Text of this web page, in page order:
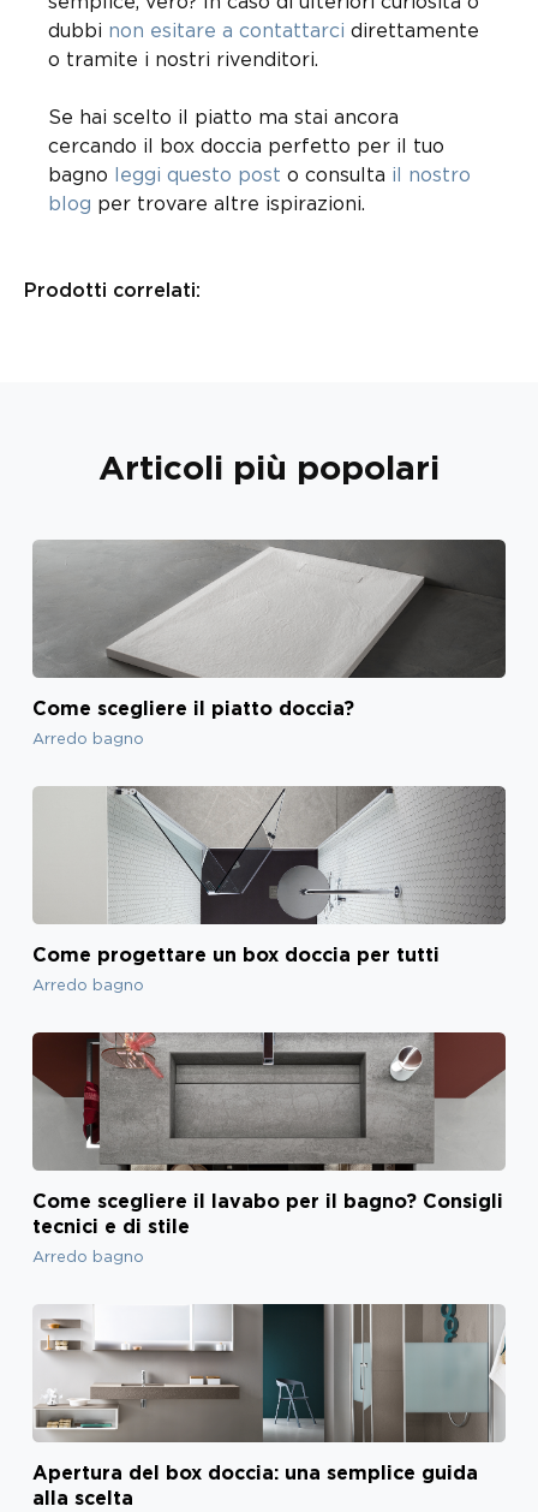
dubbi non esitare a contattarci direttamente
o tramite i nostri rivenditori.
Se hai scelto il piatto ma stai ancora
cercando il box doccia perfetto per il tuo
bagno leggi questo post o consulta il nostro
blog per trovare altre ispirazioni.
Prodotti correlati:
Articoli più popolari
Come scegliere il piatto doccia?
Arredo bagno
Come progettare un box doccia per tutti
Arredo bagno
Come scegliere il lavabo per il bagno? Consigli
tecnici e di stile
Arredo bagno
Apertura del box doccia: una semplice guida
alla scelta